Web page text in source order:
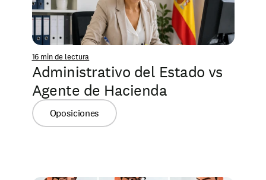
16 min de lectura
Administrativo del Estado vs
Agente de Hacienda
Oposiciones